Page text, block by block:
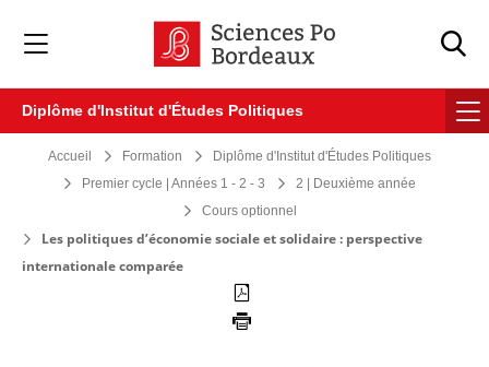
noter
Web
système
Diplôme d'Institut d'Études Politiques
Accueil Formation
Diplôme d'Institut d'Études Politiques
Premier cycle | Années 1 - 2 - 3
2 | Deuxième année
Cours optionnel
Les politiques d’économie sociale et solidaire : perspective
internationale comparée